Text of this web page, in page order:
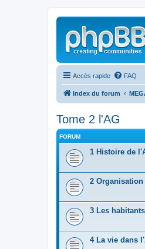
Accès rapide FAQ
Index du forum
Tome 2 l'AG
FORUM
1 Histoire de
2
3 Les
4 La vie dans